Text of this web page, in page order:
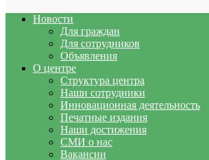
Новости
Для граждан
Для сотрудников
Объявления
О центре
Структура центра
Наши сотрудники
Инновационная деятельность
Печатные издания
Наши достижения
СМИ о нас
Вакансии